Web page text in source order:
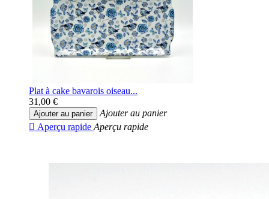
Plat à cake bavarois oiseau...
31,00 €
Ajouter au panier
Ajouter au panier
 Aperçu rapide Aperçu rapide